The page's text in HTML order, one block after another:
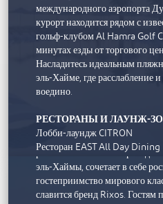
международного аэропорта
курорт находится рядом с
гольф-клубом Al Hamra Golf
минутах езды от торгового
Насладитесь идеальным
эль-Хайме, где расслабление
воедино.
РЕСТОРАНЫ И ЛАУНЖ-
Лобби-лаундж CITRON
Ресторан EAST All Day Dining
Французская брассерия
Полинезийский ресторан
Винный бар VERITAS
Rixos Al Mairid
Этот элегантный семейный
расположенный на
эль-Хаймы, сочетает в себе
гостеприимство мирового
славится бренд Rixos. Гостям